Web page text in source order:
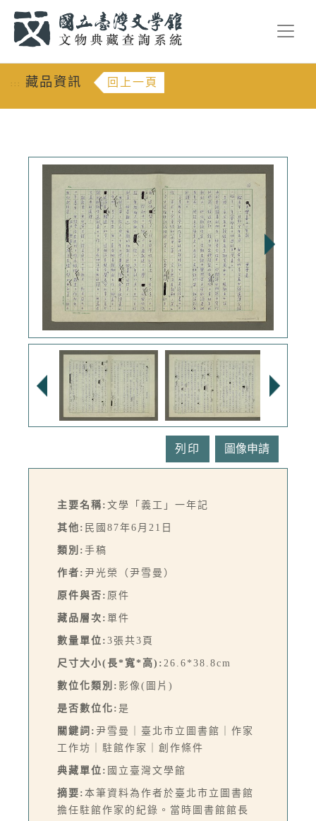
::: 藏品資訊 回上一頁
列印
主要名稱: 文學「義工」一年記
其他: 民國87年6月21日
類別: 手稿
作者: 尹光榮（尹雪曼）
原件與否: 原件
藏品層次: 單件
數量單位: 3張共3頁
尺寸大小(長*寬*高): 26.6*38.8cm
數位化類別: 影像(圖片)
是否數位化: 是
關鍵詞: 尹雪曼｜臺北市立圖書館｜作家
工作坊｜駐館作家｜創作條件
典藏單位: 國立臺灣文學館
摘要: 本筆資料為作者於臺北市立圖書館
擔任駐館作家的紀錄。當時圖書館館長